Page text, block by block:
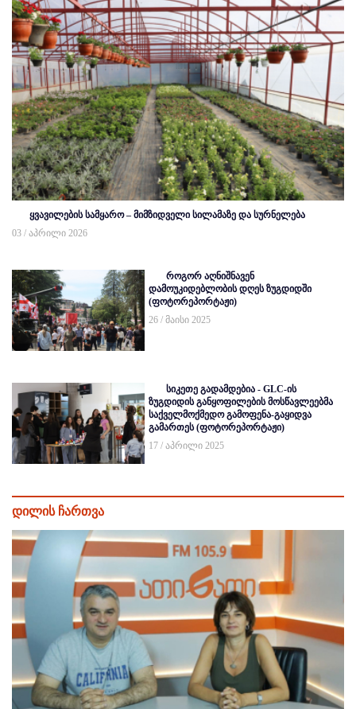
ყვავილების სამყარო – მიმზიდველი სილამაზე და სურნელება
03 / აპრილი 2026
როგორ აღნიშნავენ
დამოუკიდებლობის დღეს ზუგდიდში
(ფოტორეპორტაჟი)
26 / მაისი 2025
სიკეთე გადამდებია - GLC-ის
ზუგდიდის განყოფილების მოსწავლეებმა
საქველმოქმედო გამოფენა-გაყიდვა
გამართეს (ფოტორეპორტაჟი)
17 / აპრილი 2025
დილის ჩართვა